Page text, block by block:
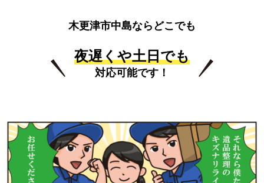
木更津市中島ならどこでも
夜遅くや土日でも
対応可能です！